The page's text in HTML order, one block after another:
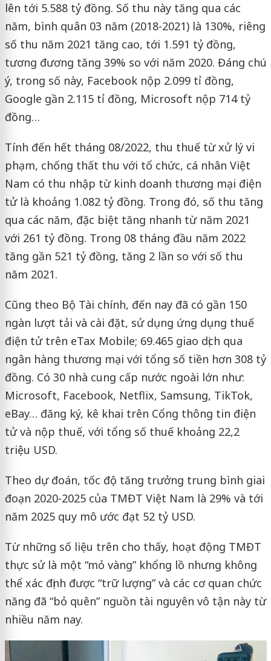
lên tới 5.588 tỷ đồng. Số thu này tăng qua các
năm, bình quân 03 năm (2018-2021) là 130%, riêng
số thu năm 2021 tăng cao, tới 1.591 tỷ đồng,
tương đương tăng 39% so với năm 2020. Đáng chú
ý, trong số này, Facebook nộp 2.099 tỉ đồng,
Google gần 2.115 tỉ đồng, Microsoft nộp 714 tỷ
đồng…
Tính đến hết tháng 08/2022, thu thuế từ xử lý vi
phạm, chống thất thu với tổ chức, cá nhân Việt
Nam có thu nhập từ kinh doanh thương mại điện
tử là khoảng 1.082 tỷ đồng. Trong đó, số thu tăng
qua các năm, đặc biệt tăng nhanh từ năm 2021
với 261 tỷ đồng. Trong 08 tháng đầu năm 2022
tăng gần 521 tỷ đồng, tăng 2 lần so với số thu
năm 2021.
Cũng theo Bộ Tài chính, đến nay đã có gần 150
ngàn lượt tải và cài đặt, sử dụng ứng dụng thuế
điện tử trên eTax Mobile; 69.465 giao dịch qua
ngân hàng thương mại với tổng số tiền hơn 308 tỷ
đồng. Có 30 nhà cung cấp nước ngoài lớn như:
Microsoft, Facebook, Netflix, Samsung, TikTok,
eBay… đăng ký, kê khai trên Cổng thông tin điện
tử và nộp thuế, với tổng số thuế khoảng 22,2
triệu USD.
Theo dự đoán, tốc độ tăng trưởng trung bình giai
đoạn 2020-2025 của TMĐT Việt Nam là 29% và tới
năm 2025 quy mô ước đạt 52 tỷ USD.
Từ những số liệu trên cho thấy, hoạt động TMĐT
thực sử là một “mỏ vàng” khổng lồ nhưng không
thể xác định được “trữ lượng” và các cơ quan chức
năng đã “bỏ quên” nguồn tài nguyên vô tận này từ
nhiều năm nay.